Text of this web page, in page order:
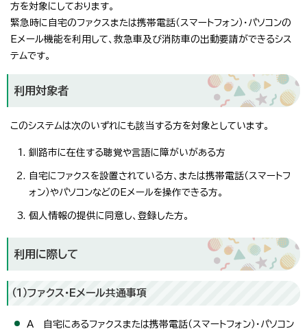
方を対象にしております。
緊急時に自宅のファクスまたは携帯電話（スマートフォン）・パソコンの
Eメール機能を利用して、救急車及び消防車の出動要請ができるシス
テムです。
利用対象者
このシステムは次のいずれにも該当する方を対象としています。
釧路市に在住する聴覚や言語に障がいがある方
自宅にファクスを設置されている方、または携帯電話（スマートフ
ォン）やパソコンなどのEメールを操作できる方。
個人情報の提供に同意し、登録した方。
利用に際して
（1）ファクス・Eメール共通事項
A 自宅にあるファクスまたは携帯電話（スマートフォン）・パソコン